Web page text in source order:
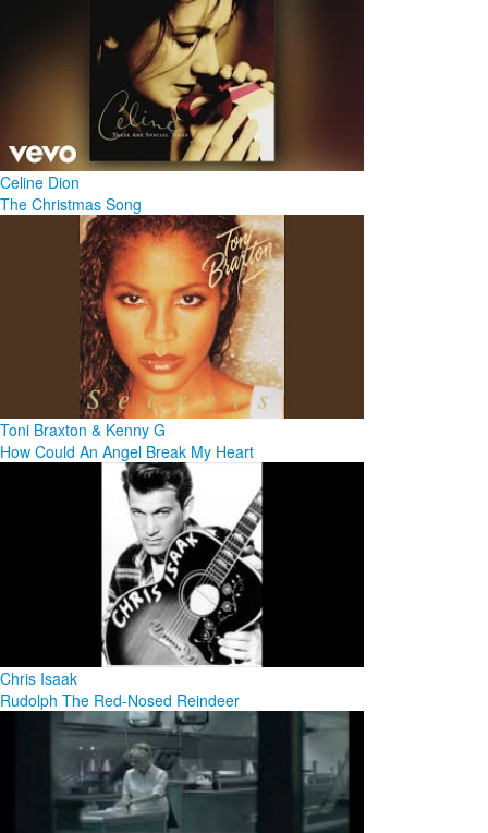
Celine Dion
The Christmas Song
Toni Braxton & Kenny G
How Could An Angel Break My Heart
Chris Isaak
Rudolph The Red-Nosed Reindeer